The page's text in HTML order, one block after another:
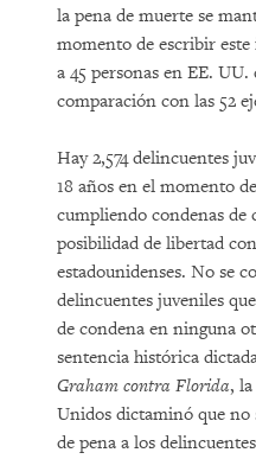
la pena de muerte se
momento de escribir
a 45 personas en EE.
comparación con las 52
Hay 2,574 delincuentes
18 años en el momento
cumpliendo condenas de
posibilidad de libertad
estadounidenses. No se
delincuentes juveniles
de condena en ninguna
sentencia histórica
Graham contra Florida,
Unidos dictaminó que no
de pena a los